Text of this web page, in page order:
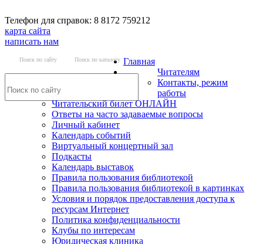
Телефон для справок: 8 8172 759212
карта сайта
написать нам
Поиск по сайту Поиск по каталогу Главная
Читателям
Контакты, режим
работы
Читательский билет ОНЛАЙН
Ответы на часто задаваемые вопросы
Личный кабинет
Календарь событий
Виртуальный концертный зал
Подкасты
Календарь выставок
Правила пользования библиотекой
Правила пользования библиотекой в картинках
Условия и порядок предоставления доступа к
ресурсам Интернет
Политика конфиденциальности
Клубы по интересам
Юридическая клиника